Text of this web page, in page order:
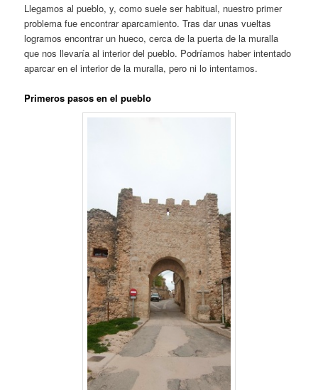
Llegamos al pueblo, y, como suele ser habitual, nuestro primer
problema fue encontrar aparcamiento. Tras dar unas vueltas
logramos encontrar un hueco, cerca de la puerta de la muralla
que nos llevaría al interior del pueblo. Podríamos haber intentado
aparcar en el interior de la muralla, pero ni lo intentamos.
Primeros pasos en el pueblo